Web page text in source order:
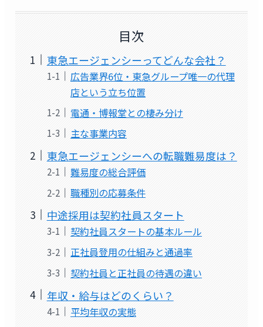
目次
東急エージェンシーってどんな会社？
広告業界6位・東急グループ唯一の代理
店という立ち位置
電通・博報堂との棲み分け
主な事業内容
東急エージェンシーへの転職難易度は？
難易度の総合評価
職種別の応募条件
中途採用は契約社員スタート
契約社員スタートの基本ルール
正社員登用の仕組みと通過率
契約社員と正社員の待遇の違い
年収・給与はどのくらい？
平均年収の実態